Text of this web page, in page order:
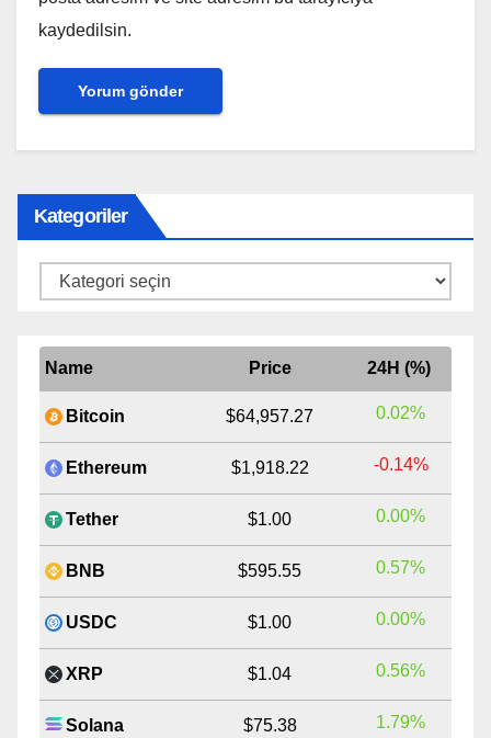
kaydedilsin.
Kategoriler
Kategoriler
Name Price 24H (%)
Bitcoin $64,957.27 0.02%
Ethereum $1,918.22 -0.14%
Tether $1.00 0.00%
BNB $595.55 0.57%
USDC $1.00 0.00%
XRP $1.04 0.56%
Solana $75.38 1.79%